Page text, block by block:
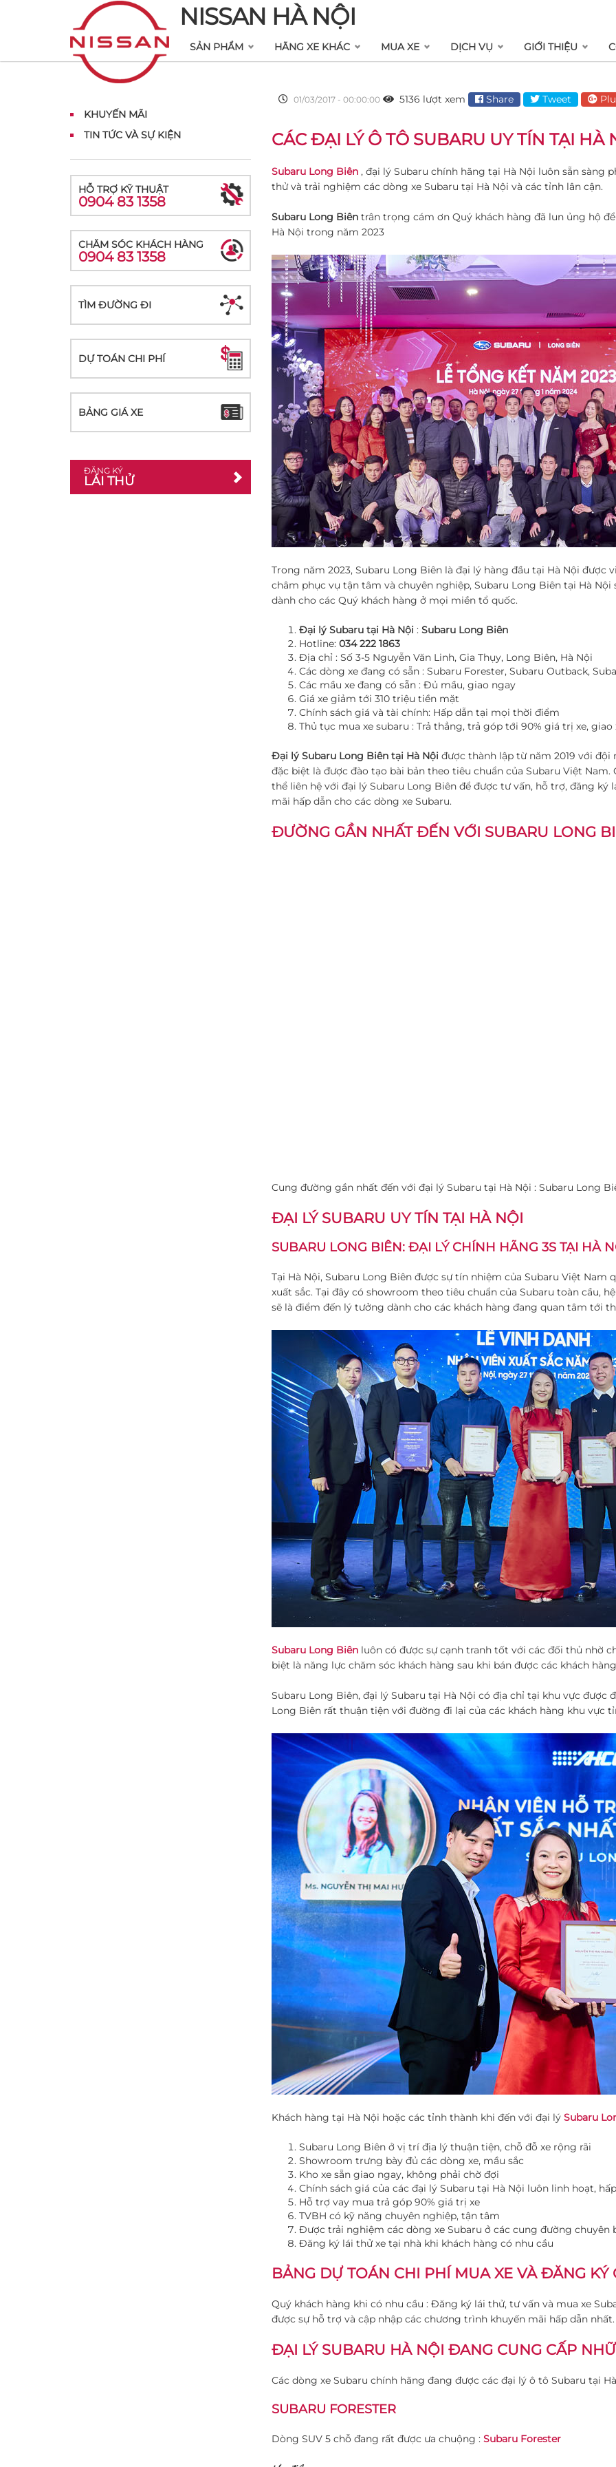
NISSAN HÀ NỘI
SẢN PHẨM HÃNG XE KHÁC MUA XE DỊCH VỤ GIỚI THIỆU
KHUYẾN MÃI
TIN TỨC VÀ SỰ KIỆN
HỖ TRỢ KỸ THUẬT
0904 83 1358
CHĂM SÓC KHÁCH HÀNG
0904 83 1358
TÌM ĐƯỜNG ĐI
DỰ TOÁN CHI PHÍ
BẢNG GIÁ XE
ĐĂNG KÝ
LÁI THỬ
01/03/2017 - 00:00:00 5136 lượt xem Share Tweet
CÁC ĐẠI LÝ Ô TÔ SUBARU UY TÍN TẠI HÀ
Subaru Long Biên, đại lý Subaru chính hãng tại Hà Nội luôn sẵn sàng
thử và trải nghiệm các dòng xe Subaru tại Hà Nội và các tỉnh lân cận.
Subaru Long Biêntrân trọng cám ơn Quý khách hàng đã lun ủng hộ
Hà Nội trong năm 2023
Trong năm 2023, Subaru Long Biên là đại lý hàng đầu tại Hà Nội
châm phục vụ tận tâm và chuyên nghiệp, Subaru Long Biên tại Hà
dành cho các Quý khách hàng ở mọi miền tổ quốc.
Đại lý Subaru tại Hà Nội : Subaru Long Biên
Hotline: 034 222 1863
Địa chỉ : Số 3-5 Nguyễn Văn Linh, Gia Thụy, Long Biên, Hà Nội
Các dòng xe đang có sẵn : Subaru Forester, Subaru Outback,
Các mầu xe đang có sẵn : Đủ mầu, giao ngay
Giá xe giảm tới 310 triệu tiền mặt
Chính sách giá và tài chính: Hấp dẫn tại mọi thời điểm
Thủ tục mua xe subaru : Trả thẳng, trả góp tới 90% giá trị xe,
Đại lý Subaru Long Biên tại Hà Nội được thành lập từ năm 2019 với
đặc biệt là được đào tạo bài bản theo tiêu chuẩn của Subaru Việt
thể liên hệ với đại lý Subaru Long Biên để được tư vấn, hỗ trợ, đăng
mãi hấp dẫn cho các dòng xe Subaru.
ĐƯỜNG GẦN NHẤT ĐẾN VỚI SUBARU LONG
Cung đường gần nhất đến với đại lý Subaru tại Hà Nội : Subaru Long
ĐẠI LÝ SUBARU UY TÍN TẠI HÀ NỘI
SUBARU LONG BIÊN: ĐẠI LÝ CHÍNH HÃNG 3S TẠI HÀ
Tại Hà Nội, Subaru Long Biên được sự tín nhiệm của Subaru Việt
xuất sắc. Tại đây có showroom theo tiêu chuẩn của Subaru toàn cầu,
sẽ là điểm đến lý tưởng dành cho các khách hàng đang quan tâm tới
Subaru Long Biênluôn có được sự cạnh tranh tốt với các đối thủ nhờ
biệt là năng lực chăm sóc khách hàng sau khi bán được các khách
Subaru Long Biên, đại lý Subaru tại Hà Nội có địa chỉ tại khu vực
Long Biên rất thuận tiện với đường đi lại của các khách hàng khu vực
Khách hàng tại Hà Nội hoặc các tỉnh thành khi đến với đại lý Subaru
Subaru Long Biên ở vị trí địa lý thuận tiện, chỗ đỗ xe rộng rãi
Showroom trưng bày đủ các dòng xe, mầu sắc
Kho xe sẵn giao ngay, không phải chờ đợi
Chính sách giá của các đại lý Subaru tại Hà Nội luôn linh hoạt,
Hỗ trợ vay mua trả góp 90% giá trị xe
TVBH có kỹ năng chuyên nghiệp, tận tâm
Được trải nghiệm các dòng xe Subaru ở các cung đường chuyên
Đăng ký lái thử xe tại nhà khi khách hàng có nhu cầu
BẢNG DỰ TOÁN CHI PHÍ MUA XE VÀ ĐĂNG KÝ
Quý khách hàng khi có nhu cầu : Đăng ký lái thử, tư vấn và mua xe
được sự hỗ trợ và cập nhập các chương trình khuyến mãi hấp dẫn
ĐẠI LÝ SUBARU HÀ NỘI ĐANG CUNG CẤP
Các dòng xe Subaru chính hãng đang được các đại lý ô tô Subaru tại
SUBARU FORESTER
Dòng SUV 5 chỗ đang rất được ưa chuộng : Subaru Forester